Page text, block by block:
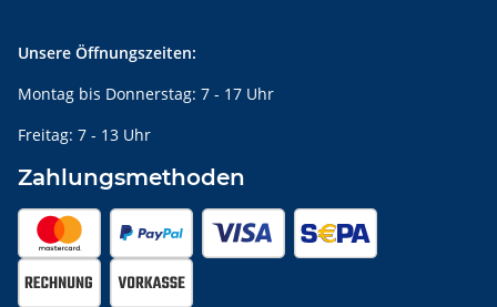
Unsere Öffnungszeiten:
Montag bis Donnerstag: 7 - 17 Uhr
Freitag: 7 - 13 Uhr
Zahlungsmethoden